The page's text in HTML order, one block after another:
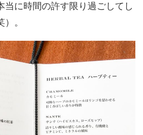
当に時間の許す限り過ごしてし
。